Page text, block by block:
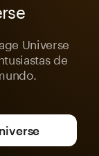
Universe
de